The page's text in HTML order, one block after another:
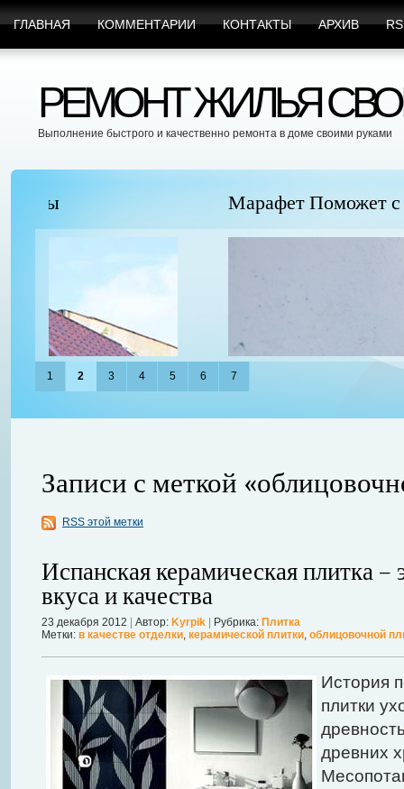
ГЛАВНАЯ КОММЕНТАРИИ КОНТАКТЫ АРХИВ
РЕМОНТ ЖИЛЬЯ
Выполнение быстрого и качественно ремонта в доме своими руками
Марафет Поможет с Любыми Видами
Когда в вашем доме появляются клопы, тараканы, грызуны или
настроение и вызывает волнение. Большинство из паразитов
течение пары недель их может стать уже вдвое, а то и втрое
в первые часы принять меры. А именно: обратиться в
Далее...
1 2 3 4 5 6 7
Записи с меткой
RSS этой метки
Испанская керамическая плитка –
вкуса и качества
23 декабря 2012 Автор: Kyrpik Рубрика: Плитка
Метки: в качестве отделки, керамической плитки, облицовочной
История
плитки
древних